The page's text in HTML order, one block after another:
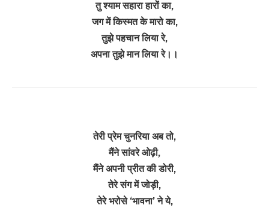
तु श्याम सहारा हारों का,
जग में किस्मत के मारो का,
तुझे पहचान लिया रे,
अपना तुझे मान लिया रे।।
तेरी प्रेम चुनरिया अब तो,
मैंने सांवरे ओढ़ी,
मैंने अपनी प्रीत की डोरी,
तेरे संग में जोड़ी,
तेरे भरोसे ‘भावना’ ने ये,